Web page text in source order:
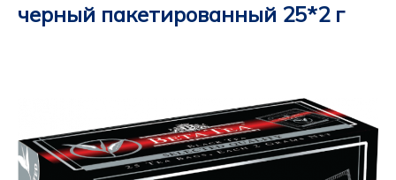
черный пакетированный 25*2 г